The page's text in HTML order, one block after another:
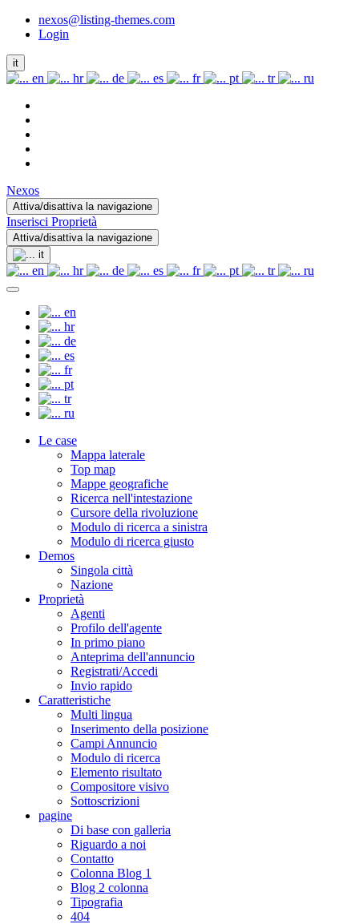
nexos@listing-themes.com
Login
it
en hr de es fr pt tr ru
Nexos
Attiva/disattiva la navigazione
Inserisci Proprietà
Attiva/disattiva la navigazione
it
en hr de es fr pt tr ru
en
hr
de
es
fr
pt
tr
ru
Le case
Mappa laterale
Top map
Mappe geografiche
Ricerca nell'intestazione
Cursore della rivoluzione
Modulo di ricerca a sinistra
Modulo di ricerca giusto
Demos
Singola città
Nazione
Proprietà
Agenti
Profilo dell'agente
In primo piano
Anteprima dell'annuncio
Registrati/Accedi
Invio rapido
Caratteristiche
Multi lingua
Inserimento della posizione
Campi Annuncio
Modulo di ricerca
Elemento risultato
Compositore visivo
Sottoscrizioni
pagine
Di base con galleria
Riguardo a noi
Contatto
Colonna Blog 1
Blog 2 colonna
Tipografia
404